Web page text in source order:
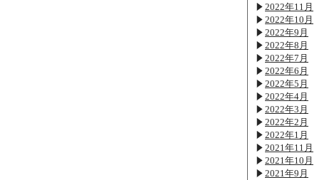
2022年11月
2022年10月
2022年9月
2022年8月
2022年7月
2022年6月
2022年5月
2022年4月
2022年3月
2022年2月
2022年1月
2021年11月
2021年10月
2021年9月